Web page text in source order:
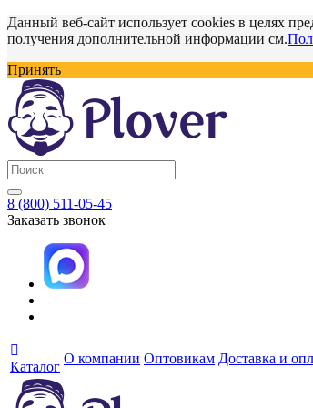
Данный веб-сайт использует cookies в целях
получения дополнительной информации см.
Принять
8 (800) 511-05-45
Заказать звонок
Каталог
О компании Оптовикам Доставка и